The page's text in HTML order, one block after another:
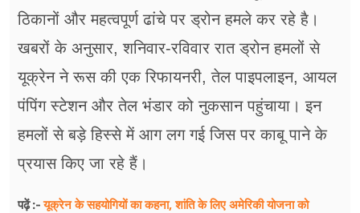
ठिकानों और महत्वपूर्ण ढांचे पर ड्रोन हमले कर रहे है।
खबरों के अनुसार, शनिवार-रविवार रात ड्रोन हमलों से
यूक्रेन ने रूस की एक रिफायनरी, तेल पाइपलाइन, आयल
पंपिंग स्टेशन और तेल भंडार को नुकसान पहुंचाया। इन
हमलों से बड़े हिस्से में आग लग गई जिस पर काबू पाने के
प्रयास किए जा रहे हैं।
पढ़ें :-यूक्रेन के सहयोगियों का कहना, शांति के लिए अमेरिकी योजना को